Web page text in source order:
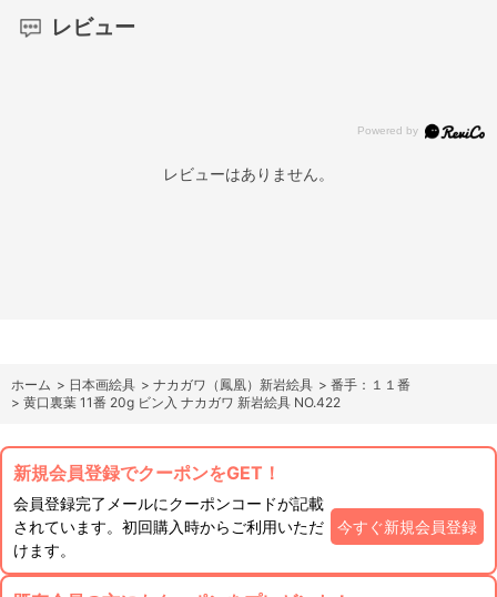
レビュー
レビューはありません。
ホーム > 日本画絵具 > ナカガワ（鳳凰）新岩絵具 > 番手：１１番
> 黄口裏葉 11番 20g ビン入 ナカガワ 新岩絵具 NO.422
新規会員登録でクーポンをGET！
会員登録完了メールにクーポンコードが記載
されています。初回購入時からご利用いただ
けます。
今すぐ新規会員登録